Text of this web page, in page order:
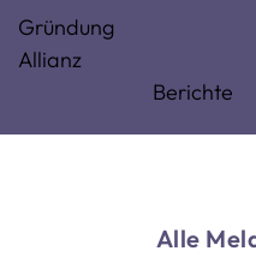
Gründung
Allianz
Berichte
Alle